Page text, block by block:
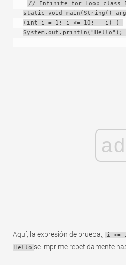
// Infinite for Loop class
static void main(String()
(int i = 1; i <= 10; --i) (
ad
Aquí, la expresión de prueba,, i <=
Hello se imprime repetidamente